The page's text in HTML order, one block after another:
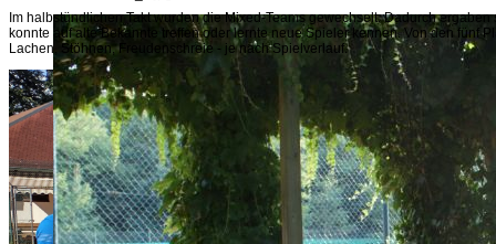
Im halbstündlichen Takt wurden die Mixed-Teams gewechselt. Dadurch
konnte auf alte Bekannte treffen oder lernte neue Spieler kennen. Von den fünf
Lachen, Stöhnen, Freudenschreie - je nach Spielverlauf.